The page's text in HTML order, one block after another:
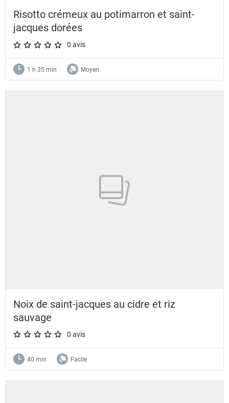
Risotto crémeux au potimarron et saint-
jacques dorées
A star rating of 0 out of 5.
0 avis
1 h 35 min Moyen
Noix de saint-jacques au cidre et riz
sauvage
A star rating of 0 out of 5.
0 avis
40 min Facile